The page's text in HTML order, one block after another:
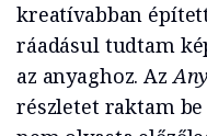
kreatívabban
ráadásul tudtam
az anyaghoz. Az
részletet raktam